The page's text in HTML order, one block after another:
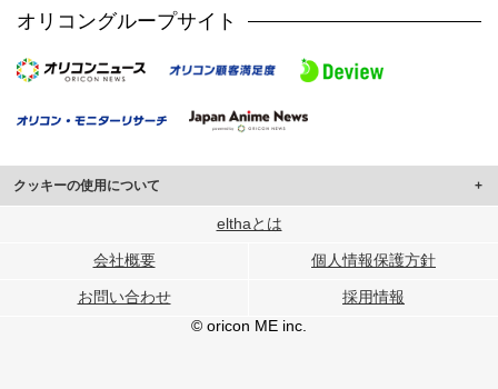
オリコングループサイト
クッキーの使用について
このサイトでは Cookie を使用して、ユーザーに合わせたコンテンツや広告の
行っています。
メディアや広告配信、データ解析の各パートナーに提供しています。
ユーザーが各パートナーのサービスを使用したときに収集した他の情報を組み
elthaとは
会社概要 個人情報保護方針
お問い合わせ
採用情報
© oricon ME inc.